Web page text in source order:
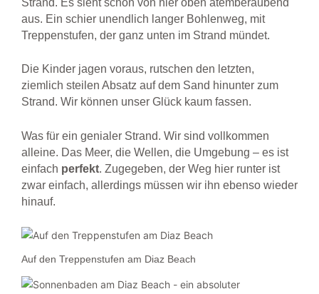
aus. Ein schier unendlich langer Bohlenweg, mit
Treppenstufen, der ganz unten im Strand mündet.
Die Kinder jagen voraus, rutschen den letzten,
ziemlich steilen Absatz auf dem Sand hinunter zum
Strand. Wir können unser Glück kaum fassen.
Was für ein genialer Strand. Wir sind vollkommen
alleine. Das Meer, die Wellen, die Umgebung – es ist
einfach perfekt. Zugegeben, der Weg hier runter ist
zwar einfach, allerdings müssen wir ihn ebenso wieder
hinauf.
Auf den Treppenstufen am Diaz Beach